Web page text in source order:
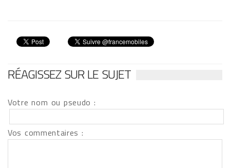
RÉAGISSEZ SUR LE SUJET
Votre nom ou pseudo :
Vos commentaires :